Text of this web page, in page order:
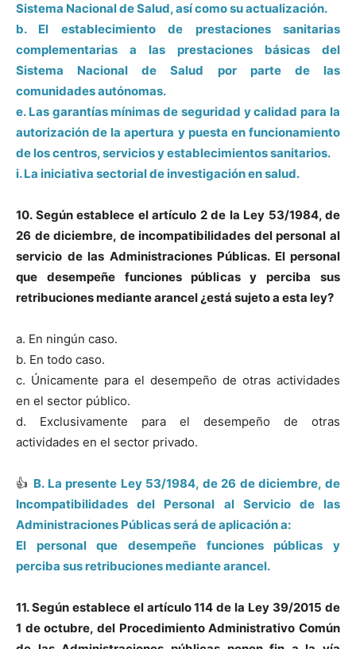
Sistema Nacional de Salud, así como su actualización.
b. El establecimiento de prestaciones sanitarias
complementarias a las prestaciones básicas del
Sistema Nacional de Salud por parte de las
comunidades autónomas.
e. Las garantías mínimas de seguridad y calidad para la
autorización de la apertura y puesta en funcionamiento
de los centros, servicios y establecimientos sanitarios.
i. La iniciativa sectorial de investigación en salud.
10. Según establece el artículo 2 de la Ley 53/1984, de
26 de diciembre, de incompatibilidades del personal al
servicio de las Administraciones Públicas. El personal
que desempeñe funciones públicas y perciba sus
retribuciones mediante arancel ¿está sujeto a esta ley?
a. En ningún caso.
b. En todo caso.
c. Únicamente para el desempeño de otras actividades
en el sector público.
d. Exclusivamente para el desempeño de otras
actividades en el sector privado.
👍 B. La presente Ley 53/1984, de 26 de diciembre, de
Incompatibilidades del Personal al Servicio de las
Administraciones Públicas será de aplicación a:
El personal que desempeñe funciones públicas y
perciba sus retribuciones mediante arancel.
11. Según establece el artículo 114 de la Ley 39/2015 de
1 de octubre, del Procedimiento Administrativo Común